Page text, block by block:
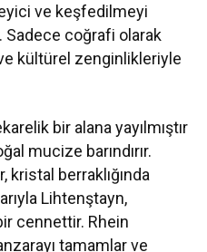
ve keşfedilmeyi
Sadece coğrafi olarak
kültürel zenginlikleriyle
bir alana yayılmıştır
mucize barındırır.
kristal berraklığında
Lihtenştayn,
cennettir. Rhein
tamamlar ve